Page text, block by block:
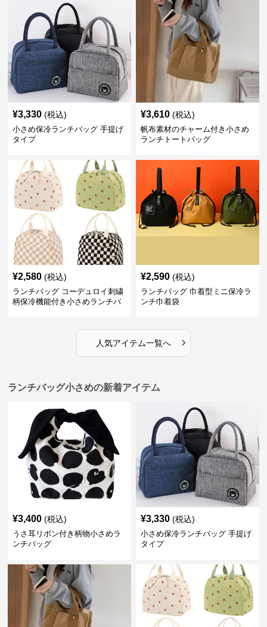
¥3,330 (税込)
小さめ保冷ランチバッグ 手提げ
タイプ
¥3,610 (税込)
帆布素材のチャーム付き小さめ
ランチトートバッグ
¥2,580 (税込)
ランチバッグ コーデュロイ刺繍
柄保冷機能付き小さめランチバ
¥2,590 (税込)
ランチバッグ 巾着型ミニ保冷ラ
ンチ巾着袋
人気アイテム一覧へ ›
ランチバッグ小さめの新着アイテム
¥3,400 (税込)
うさ耳リボン付き柄物小さめラ
ンチバッグ
¥3,330 (税込)
小さめ保冷ランチバッグ 手提げ
タイプ